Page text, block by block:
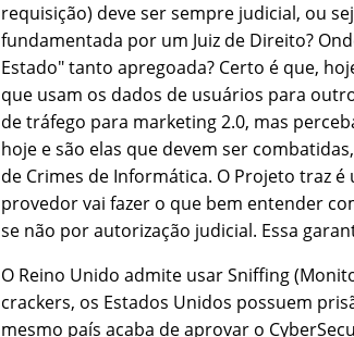
requisição) deve ser sempre judicial, ou
fundamentada por um Juiz de Direito?
Estado" tanto apregoada? Certo é que,
que usam os dados de usuários para
de tráfego para marketing 2.0, mas
hoje e são elas que devem ser
de Crimes de Informática. O Projeto traz
provedor vai fazer o que bem entender
se não por autorização judicial. Essa
O Reino Unido admite usar Sniffing
crackers, os Estados Unidos possuem
mesmo paí­s acaba de aprovar o